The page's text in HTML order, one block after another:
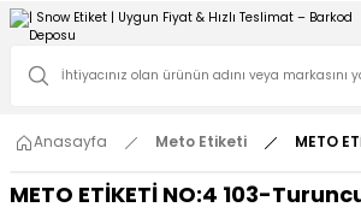
Anasayfa Meto Etiketi METO
METO ETİKETİ NO:4 103-